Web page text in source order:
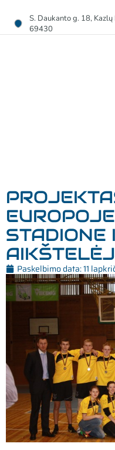
S. Daukanto g. 18, Kazlų
69430
STADIONE
Paskelbimo data:11